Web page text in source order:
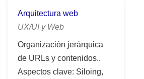
Arquitectura web
UX/UI y Web
Organización jerárquica
de URLs y contenidos..
Aspectos clave: Siloing,